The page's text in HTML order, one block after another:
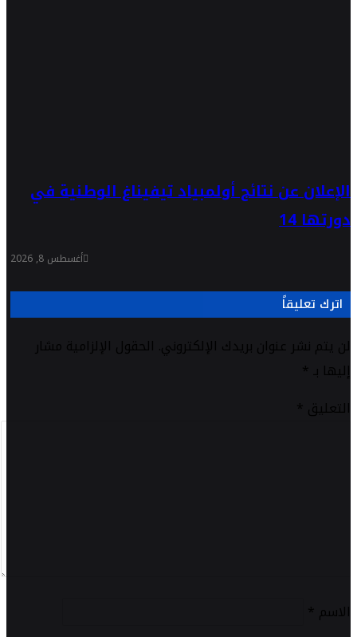
الإعلان عن نتائج أولمبياد تيفيناغ الوطنية في
دورتها 14
أغسطس 8, 2026
اترك تعليقاً
لن يتم نشر عنوان بريدك الإلكتروني. الحقول الإلزامية مشار
إليها بـ *
التعليق *
الاسم *